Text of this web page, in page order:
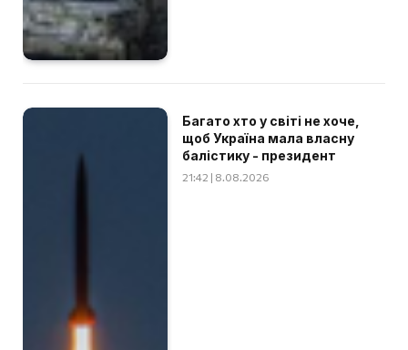
Багато хто у світі не хоче,
щоб Україна мала власну
балістику - президент
21:42 | 8.08.2026